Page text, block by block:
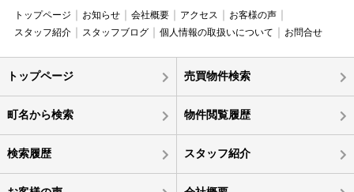
トップページ お知らせ 会社概要 アクセス
お客様の声
スタッフ紹介
スタッフブログ 個人情報の取扱いについて お問合せ
トップページ 売買物件検索
町名から検索 物件閲覧履歴
検索履歴 スタッフ紹介